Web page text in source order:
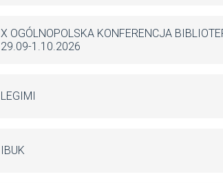
X OGÓLNOPOLSKA KONFERENCJA
29.09-1.10.2026
LEGIMI
IBUK